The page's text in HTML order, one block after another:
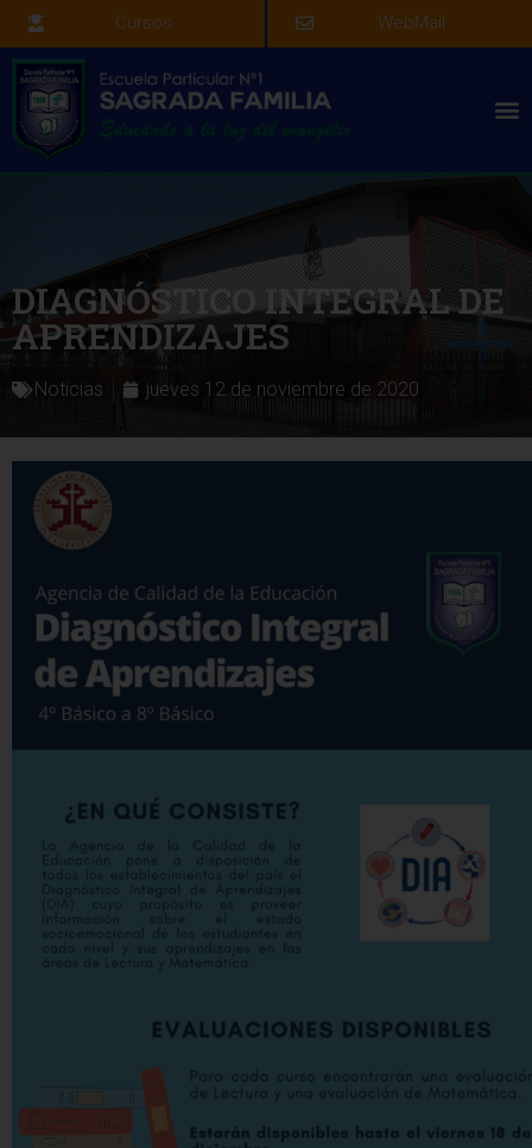
Cursos WebMail
DIAGNÓSTICO INTEGRAL DE
APRENDIZAJES
Noticias jueves 12 de noviembre de 2020